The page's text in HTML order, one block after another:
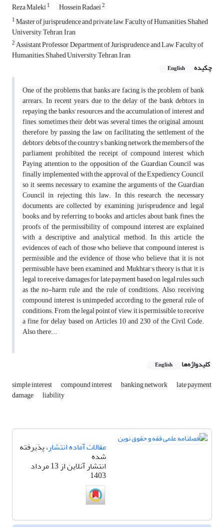
Reza Maleki1 Hossein Radaei2
1Master of jurisprudence and private law, Faculty of Humanities, Shahed
University, Tehran, Iran
2Assistant Professor, Department of Jurisprudence and Law, Faculty of
Humanities, Shahed University, Tehran, Iran
چکیده
English
One of the problems that banks are facing is the problem of bank
arrears. In recent years, due to the delay of the bank debtors in
repaying the banks' resources and the accumulation of interest and
fines, sometimes their debt was several times the original amount,
therefore, by passing the law on facilitating the settlement of the
debtors' debts of the country's banking network, the members of the
parliament prohibited the receipt of compound interest, which
Paying attention to the opposition of the Guardian Council was
finally implemented with the approval of the Expediency Council,
so it seems necessary to examine the arguments of the Guardian
Council in rejecting this law. In this research, the necessary
documents are collected by examining jurisprudence and legal
books, and by referring to books and articles about bank fines, the
proofs of the permissibility of compound interest are explained
with a descriptive and analytical method. In this article, the
evidences of each of those who believe that compound interest is
permissible and the evidence of those who believe that it is not
permissible have been examined, and Mukhtar's theory is that it is
legal to receive damages for late payment based on legal rules such
as the no-harm rule and the rule of conditions. Also, receiving
compound interest is unimpeded according to the general rule of
conditions. From the legal point of view, it is permissible to receive
a fine for delay based on Articles 10 and 230 of the Civil Code.
Also, there...
کلیدواژه‌ها English
simple interest compound interest banking network late payment
damage liability
مقالات آماده انتشار، پذیرفته
شده
انتشار آنلاین از 13 مرداد
1403